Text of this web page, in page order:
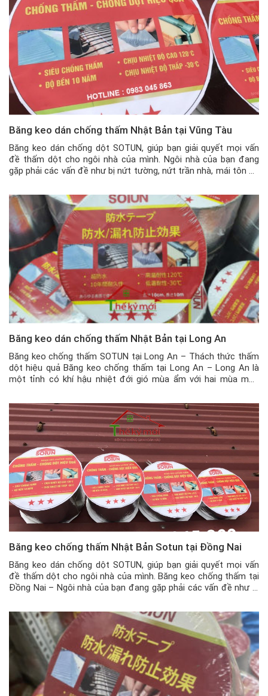
Băng keo dán chống thấm Nhật Bản tại Vũng Tàu
Băng keo dán chống dột SOTUN, giúp bạn giải quyết mọi vấn
đề thấm dột cho ngôi nhà của mình. Ngôi nhà của bạn đang
gặp phải các vấn đề như bị nứt tường, nứt trần nhà, mái tôn có
khiến nhà […]
Băng keo dán chống thấm Nhật Bản tại Long An
Băng keo chống thấm SOTUN tại Long An – Thách thức thấm
dột hiệu quả Băng keo chống thấm tại Long An – Long An là
một tỉnh có khí hậu nhiệt đới gió mùa ẩm với hai mùa mưa
đã […]
Băng keo chống thấm Nhật Bản Sotun tại Đồng Nai
Băng keo dán chống dột SOTUN, giúp bạn giải quyết mọi vấn
đề thấm dột cho ngôi nhà của mình. Băng keo chống thấm tại
Đồng Nai – Ngôi nhà của bạn đang gặp phải các vấn đề như bị
khe hở […]